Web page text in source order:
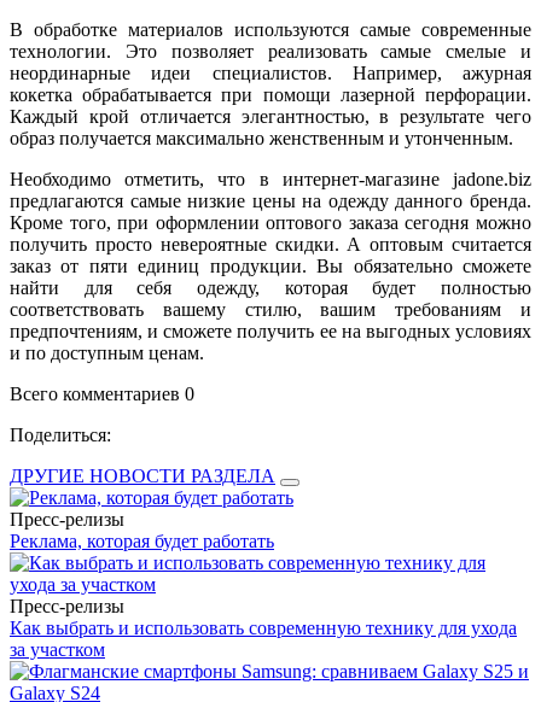
В обработке материалов используются самые современные
технологии. Это позволяет реализовать самые смелые и
неординарные идеи специалистов. Например, ажурная
кокетка обрабатывается при помощи лазерной перфорации.
Каждый крой отличается элегантностью, в результате чего
образ получается максимально женственным и утонченным.
Необходимо отметить, что в интернет-магазине jadone.biz
предлагаются самые низкие цены на одежду данного бренда.
Кроме того, при оформлении оптового заказа сегодня можно
получить просто невероятные скидки. А оптовым считается
заказ от пяти единиц продукции. Вы обязательно сможете
найти для себя одежду, которая будет полностью
соответствовать вашему стилю, вашим требованиям и
предпочтениям, и сможете получить ее на выгодных условиях
и по доступным ценам.
Всего комментариев 0
Поделиться:
ДРУГИЕ НОВОСТИ РАЗДЕЛА
Пресс-релизы
Реклама, которая будет работать
Пресс-релизы
Как выбрать и использовать современную технику для ухода
за участком